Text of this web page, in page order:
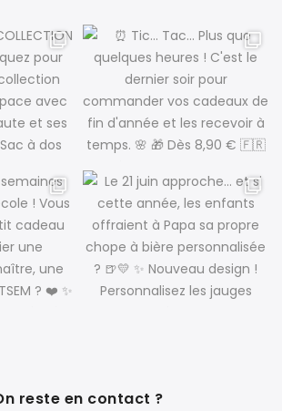
reste en contact ?